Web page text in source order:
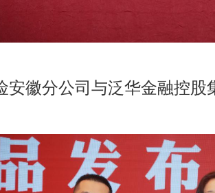
安徽分公司与泛华金融控股